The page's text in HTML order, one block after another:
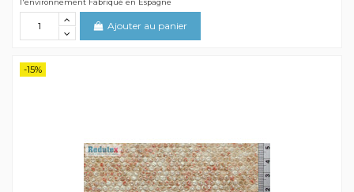
l'environnement Fabriqué en Espagne
Ajouter au panier
-15%